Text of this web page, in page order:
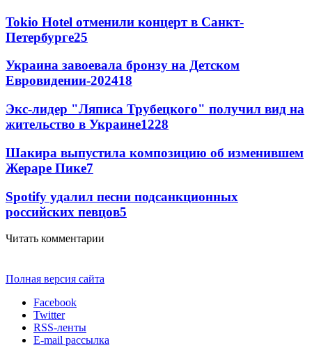
Tokio Hotel отменили концерт в Санкт-
Петербурге25
Украина завоевала бронзу на Детском
Евровидении-202418
Экс-лидер "Ляписа Трубецкого" получил вид на
жительство в Украине1228
Шакира выпустила композицию об изменившем
Жераре Пике7
Spotify удалил песни подсанкционных
российских певцов5
Читать комментарии
Полная версия сайта
Facebook
Twitter
RSS-ленты
E-mail рассылка